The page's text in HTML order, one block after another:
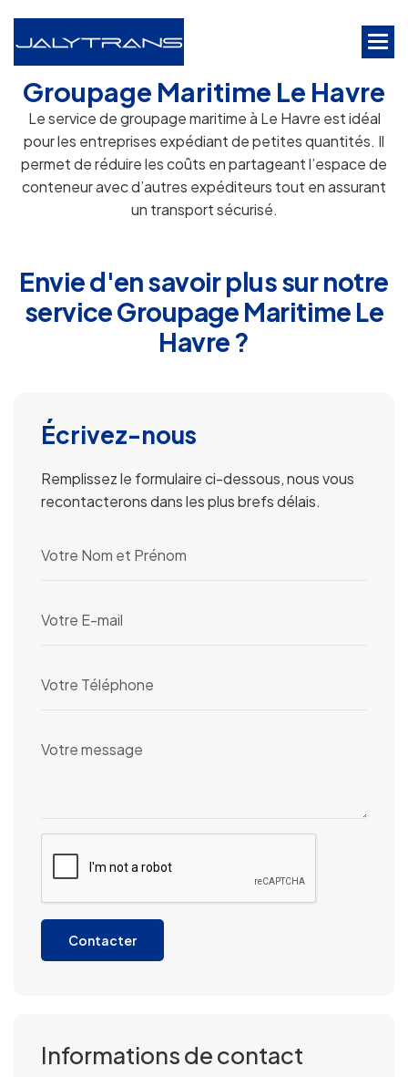
Groupage Maritime Le Havre
Le service de groupage maritime à Le Havre est idéal
pour les entreprises expédiant de petites quantités. Il
permet de réduire les coûts en partageant l’espace de
conteneur avec d’autres expéditeurs tout en assurant
un transport sécurisé.
Envie d'en savoir plus sur notre
service Groupage Maritime Le
Havre ?
Écrivez-nous
Remplissez le formulaire ci-dessous, nous vous
recontacterons dans les plus brefs délais.
Contacter
Informations de contact